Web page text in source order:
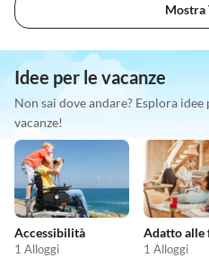
Mostra
Idee per le vacanze
Non sai dove andare? Esplora
vacanze!
Accessibilità
1 Alloggi
Adatto alle
1 Alloggi